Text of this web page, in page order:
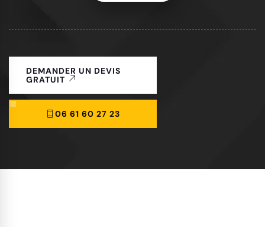
DEMANDER UN DEVIS
GRATUIT
06 61 60 27 23